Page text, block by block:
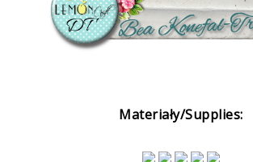
Materiały/Supplies: